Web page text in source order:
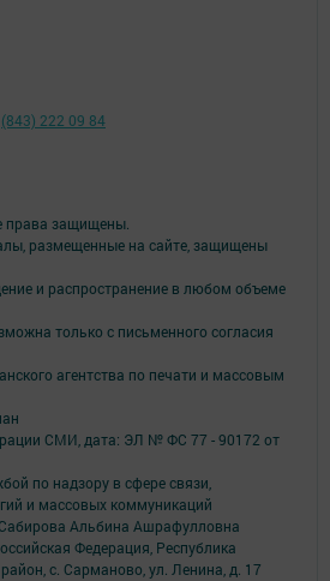
права защищены.
размещенные на сайте, защищены
и распространение в любом объеме
только с письменного согласия
агентства по печати и массовым
СМИ, дата: ЭЛ № ФС 77 - 90172 от
по надзору в сфере связи,
и массовых коммуникаций
Альбина Ашрафулловна
Федерация, Республика
с. Сарманово, ул. Ленина, д. 17
(843) 222 09 84